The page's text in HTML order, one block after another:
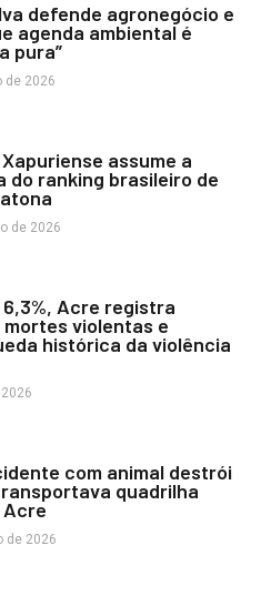
defende agronegócio e
agenda ambiental é
pura”
de 2026
assume a
do ranking brasileiro de
de 2026
6,3%, Acre registra
violentas e
histórica da violência
com animal destrói
quadrilha
Acre
de 2026